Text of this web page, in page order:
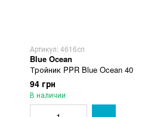
Артикул: 4616сп
Blue Ocean
Тройник PPR Blue Ocean 40
94 грн
В наличии